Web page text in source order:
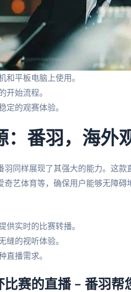
和平板电脑上使用。
开始流程。
定的观赛体验。
：番羽，海外
羽同样展现了其强大的能力。这款
奇艺体育等，确保用户能够无障
供实时的比赛转播。
缝的视听体验。
直播需求。
比赛的直播 – 番羽帮